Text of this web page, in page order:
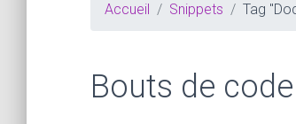
Accueil Snippets Tag
Bouts de code